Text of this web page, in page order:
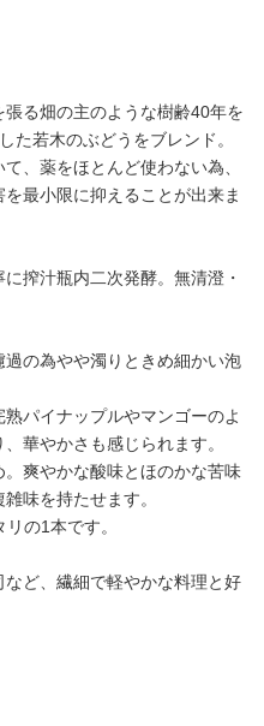
る畑の主のような樹齢40年を
た若木のぶどうをブレンド。
、薬をほとんど使わない為、
最小限に抑えることが出来ま
搾汁瓶内二次発酵。無清澄・
の為やや濁りときめ細かい泡
パイナップルやマンゴーのよ
華やかさも感じられます。
爽やかな酸味とほのかな苦味
味を持たせます。
の1本です。
ど、繊細で軽やかな料理と好